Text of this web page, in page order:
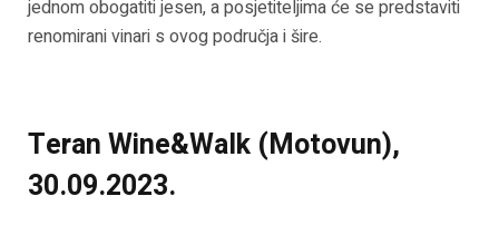
jednom obogatiti jesen, a posjetiteljima će se predstaviti
renomirani vinari s ovog područja i šire.
Teran Wine&Walk (Motovun),
30.09.2023.